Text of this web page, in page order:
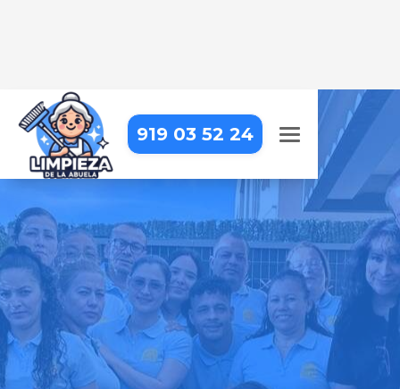
919 03 52 24
LIMPIEZA DE OFICINAS EN
MADRID – TETUÁN –
BERRUGUETE
Trabajar en una oficina impecable
hace la diferencia. Nosotros lo
hacemos posible